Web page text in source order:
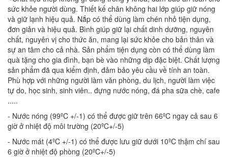
sức khỏe người dùng. Thiết kế chân không hai lớp giúp giữ nóng
và giữ lạnh hiệu quả. Nắp có thể dùng làm chén nhỏ tiện dụng,
đơn giản và hiệu quả. Bình giúp giữ lại chất dinh dưỡng, nguyên
chất, nguyên vị cho thức ăn, mang lại sức khỏe cho bản thân và
sự an tâm cho cả nhà. Sản phẩm tiện dụng còn có thể dùng làm
quà tặng cho gia đình, bạn bè vào những dịp đặc biệt. Chất lượng
sản phẩm đã qua kiểm định, đảm bảo yêu cầu về tính an toàn.
Phù hợp với những người làm văn phòng, du lịch, người làm việc
tự do, học sinh, sinh viên.. đựng nước nóng, đá pha sữa chè, cafe
.....
- Nước nóng (99ºC +/-1) có thể được giữ trên 66ºC ngay cả sau 6
giờ ở nhiệt độ môi trường (20ºC+/-5)
​- Nước mát (4ºC +/-1) có thể được lưu giữ dưới 10ºC thậm chí sau
6 giờ ở nhiệt độ phòng (20ºC+/-5)